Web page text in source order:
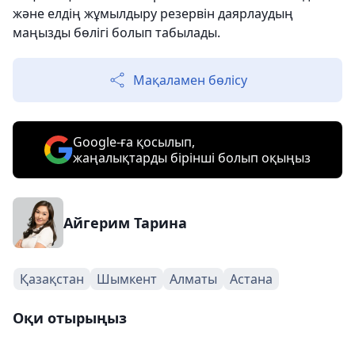
және елдің жұмылдыру резервін даярлаудың
маңызды бөлігі болып табылады.
Мақаламен бөлісу
Google-ға қосылып,
жаңалықтарды бірінші болып оқыңыз
Айгерим Тарина
Қазақстан Шымкент Алматы Астана
Оқи отырыңыз